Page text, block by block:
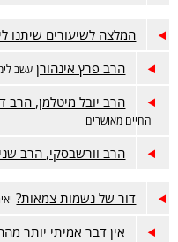
המלצה לשיעורים שיתנו
הרב פרץ אינהורן עשב
הרב יובל מיטלמן, הרב
החיים מאושרים
הרב וורשבסקי, הרב
דור של נשמות צמאות?
אין דבר אמיתי יותר